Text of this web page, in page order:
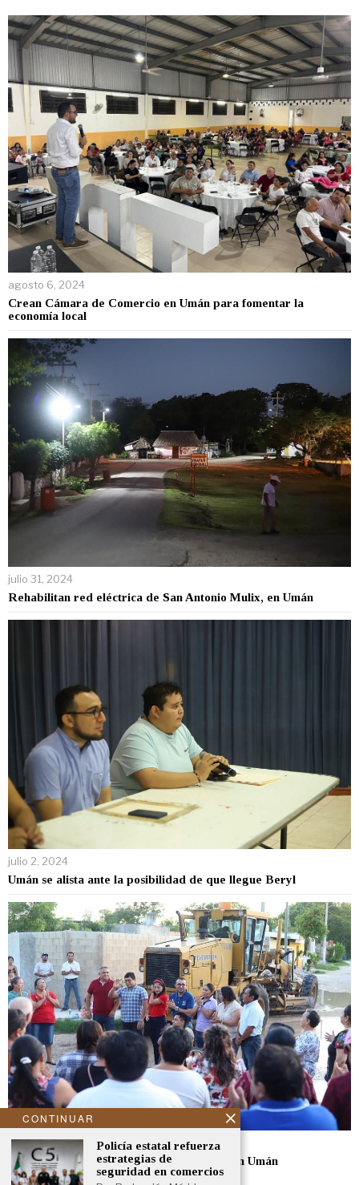
agosto 6, 2024
Crean Cámara de Comercio en Umán para fomentar la
economía local
julio 31, 2024
Rehabilitan red eléctrica de San Antonio Mulix, en Umán
julio 2, 2024
Umán se alista ante la posibilidad de que llegue Beryl
julio 1, 2024
Más obras y rescate de espacios públicos en Umán
CONTINUAR
Policía estatal refuerza
estrategias de
seguridad en comercios